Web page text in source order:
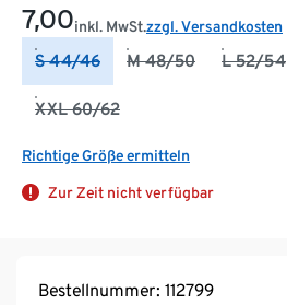
7,00inkl. MwSt.zzgl. Versandkosten
S 44/46 M 48/50 L 52/54
XXL 60/62
Richtige Größe ermitteln
Zur Zeit nicht verfügbar
Bestellnummer: 112799